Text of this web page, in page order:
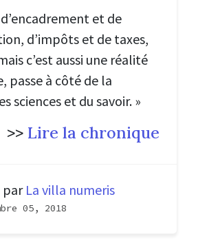
et de
d’impôts et de taxes,
c’est aussi une réalité
passe à côté de la
sciences et du savoir. »
>> Lire la chronique
parLa villa numeris
05, 2018